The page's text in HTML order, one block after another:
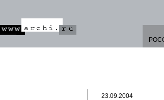
23.09.2004